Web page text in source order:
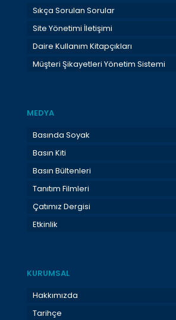
Sıkça Sorulan Sorular
Site Yönetimi İletişimi
Daire Kullanım Kitapçıkları
Müşteri Şikayetleri Yönetim Sistemi
MEDYA
Basında Soyak
Basın Kiti
Basın Bültenleri
Tanıtım Filmleri
Çatımız Dergisi
Etkinlik
KURUMSAL
Hakkımızda
Tarihçe